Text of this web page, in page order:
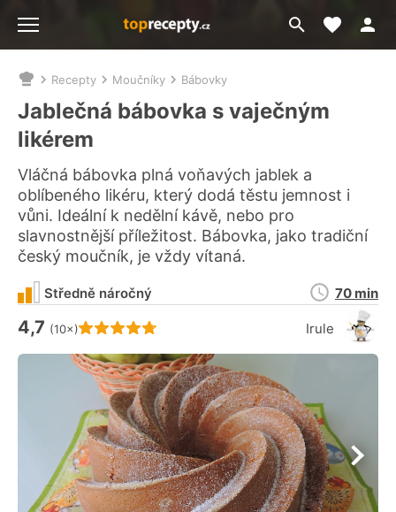
Přejít
na
Moje
Nacházíte
se
zde:
Recepty Moučníky Bábovky
Jablečná bábovka s vaječným
likérem
Vláčná bábovka plná voňavých jablek a
oblíbeného likéru, který dodá těstu jemnost i
vůni. Ideální k nedělní kávě, nebo pro
slavnostnější příležitost. Bábovka, jako tradiční
český moučník, je vždy vítaná.
Hodnocení receptu je
4,7 (10×) Irule
Středně náročný
Doba
přípravy
70 min